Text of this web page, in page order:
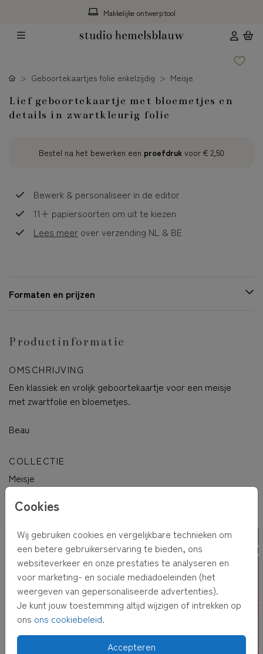
Makkelijke ontwerptool
Cookies
Wij gebruiken cookies en vergelijkbare technieken om
een betere gebruikerservaring te bieden, ons
websiteverkeer en onze prestaties te analyseren en
voor marketing- en sociale mediadoeleinden (het
weergeven van gepersonaliseerde advertenties).
Je kunt jouw toestemming altijd wijzigen of intrekken op
ons ons cookiebeleid.
Accepteren
Geboortekaartjes folie enkelzijdig Meisje
Lief geboortekaartje met bloemetjes en
details in zwartkleurig folie
Bestel na het bewerken een proefdruk voor € 2,50
Bewerk & personaliseer in de editor
11+ papiersoorten om uit te kiezen
Lees meer over verzending NL & BE
Formaten en prijzen
Productinformatie
OMSCHRIJVING
Een klassiek en vrolijk geboortekaartje voor een meisje
met zwartfolie en bloemetjes.
Beau
COLLECTIE
Meisje
OOK LEUK VOOR JOU